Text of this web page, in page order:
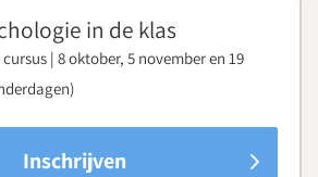
in de klas
| 8 oktober, 5 november en 19
Inschrijven